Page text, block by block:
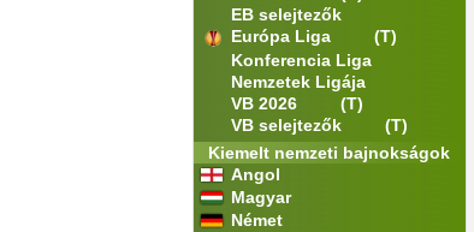
EB selejtezők
Európa Liga
(T)
Konferencia Liga
Nemzetek Ligája
VB 2026
(T)
VB selejtezők
(T)
Kiemelt nemzeti bajnokságok
Angol
Magyar
Német